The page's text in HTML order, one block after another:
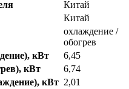
Китай
Китай
охлаждение /
обогрев
кВт
6,45
кВт
6,74
кВт 2,01